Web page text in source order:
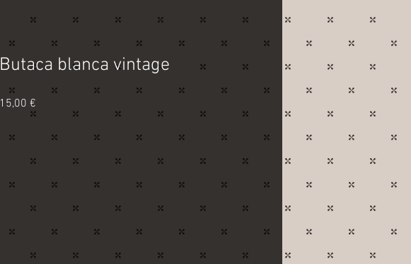
Butaca blanca vintage
15,00 €